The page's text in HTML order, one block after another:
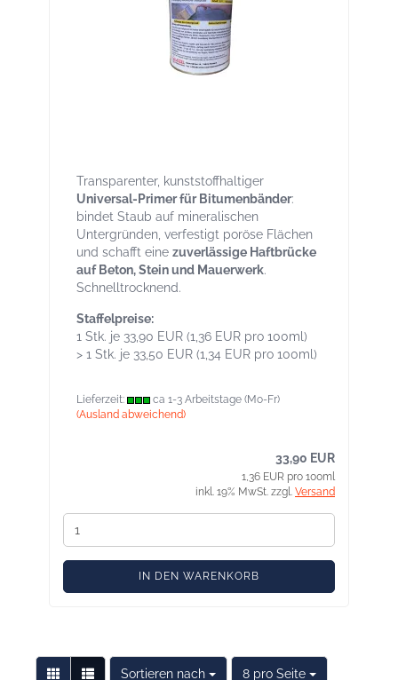
Transparenter, kunststoffhaltiger
Universal-Primer für Bitumenbänder:
bindet Staub auf mineralischen
Untergründen, verfestigt poröse Flächen
und schafft eine zuverlässige Haftbrücke
auf Beton, Stein und Mauerwerk.
Schnelltrocknend.
Staffelpreise:
1 Stk. je 33,90 EUR (1,36 EUR pro 100ml)
> 1 Stk. je 33,50 EUR (1,34 EUR pro 100ml)
Lieferzeit:
ca 1-3 Arbeitstage (Mo-Fr)
(Ausland abweichend)
33,90 EUR
1,36 EUR pro 100ml
inkl. 19% MwSt. zzgl. Versand
IN DEN WARENKORB
Sortieren nach
Sortieren nach 8 pro Seite
pro Seite